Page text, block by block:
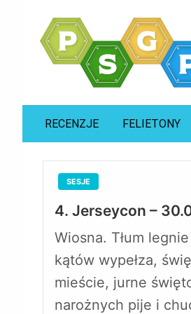
psgp.pl
RECENZJE FELIETONY
SESJE
4. Jerseycon –
Wiosna. Tłum
kątów wypełza,
mieście, jurne
narożnych pije i